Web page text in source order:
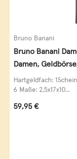
Bruno Banani
Bruno Banani
Damen,
Leder
Hartgeldfach:
6 Maße: 2,5x17x10...
Regulärer Preis:
59,95 €